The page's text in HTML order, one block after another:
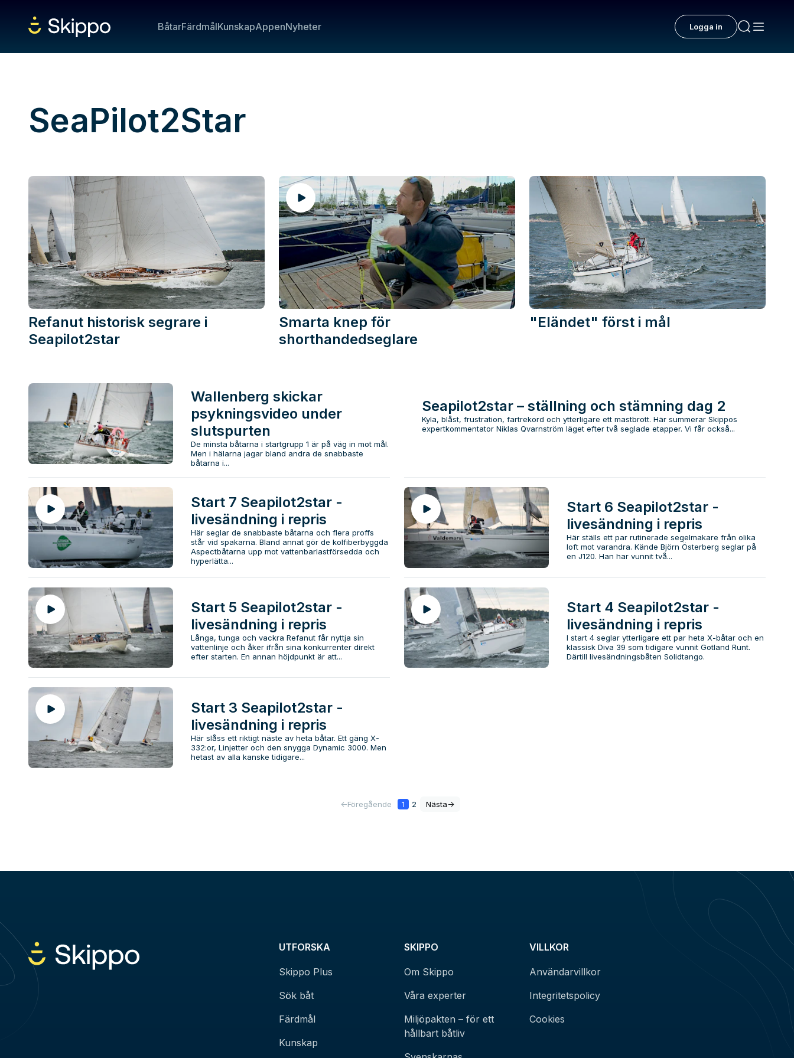
BåtarFärdmålKunskapAppenNyheter Logga in
SeaPilot2Star
Refanut historisk segrare i
Seapilot2star
Smarta knep för
shorthandedseglare
"Eländet" först i mål
Wallenberg skickar
psykningsvideo under
slutspurten
De minsta båtarna i startgrupp 1 är på väg in mot mål.
Men i hälarna jagar bland andra de snabbaste
båtarna i...
Seapilot2star – ställning och stämning dag 2
Kyla, blåst, frustration, fartrekord och ytterligare ett mastbrott. Här summerar Skippos
expertkommentator Niklas Qvarnström läget efter två seglade etapper. Vi får också...
Start 7 Seapilot2star -
livesändning i repris
Här seglar de snabbaste båtarna och flera proffs
står vid spakarna. Bland annat gör de kolfiberbyggda
Aspectbåtarna upp mot vattenbarlastförsedda och
hyperlätta...
Start 6 Seapilot2star -
livesändning i repris
Här ställs ett par rutinerade segelmakare från olika
loft mot varandra. Kände Björn Österberg seglar på
en J120. Han har vunnit två...
Start 5 Seapilot2star -
livesändning i repris
Långa, tunga och vackra Refanut får nyttja sin
vattenlinje och åker ifrån sina konkurrenter direkt
efter starten. En annan höjdpunkt är att...
Start 4 Seapilot2star -
livesändning i repris
I start 4 seglar ytterligare ett par heta X-båtar och en
klassisk Diva 39 som tidigare vunnit Gotland Runt.
Därtill livesändningsbåten Solidtango.
Start 3 Seapilot2star -
livesändning i repris
Här slåss ett riktigt näste av heta båtar. Ett gäng X-
332:or, Linjetter och den snygga Dynamic 3000. Men
hetast av alla kanske tidigare...
<-Föregående 1 2 Nästa->
UTFORSKA
Skippo Plus
Sök båt
Färdmål
Kunskap
SKIPPO
Om Skippo
Våra experter
Miljöpakten – för ett
hållbart båtliv
VILLKOR
Användarvillkor
Integritetspolicy
Cookies